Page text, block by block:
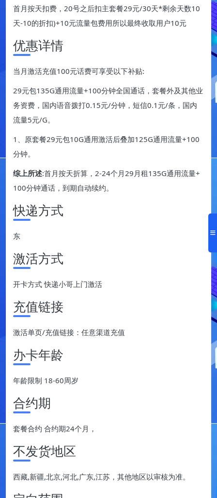
首月按天扣费，20号之后扣主套餐29元/30天*剩余天数10
天-10的折扣)+10元流量包费用所以最终收取用户10元
优惠详情
当月激活充值100元话费可享受以下补贴:
29元包135G通用流量+100分钟全国通话，套餐外及其他业
务资费，国内语音拨打0.15元/分钟，短信0.1元/条，国内
流量5元/G。
1、原套餐29元包10G通用激活后叠加125G通用流量+100
分钟。
综上所述:首月按天折算，2-24个月29月租135G通用流量+
100分钟通话，到期自动续约。
快递方式
东
激活方式
开卡方式 快递小哥上门激活
充值链接
激活单页/充值链接：任意渠道充值
办卡年龄
年龄限制 18-60周岁
合约期
套餐合约 合约期24个月，
不发货地区
西藏,新疆,北京,河北,广东,江苏，其他地区以审核为准。